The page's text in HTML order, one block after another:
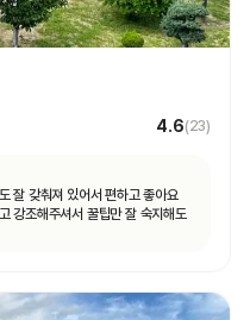
4.6(23)
잘 갖춰져 있어서 편하고 좋아요
강조해주셔서 꿀팁만 잘 숙지해도